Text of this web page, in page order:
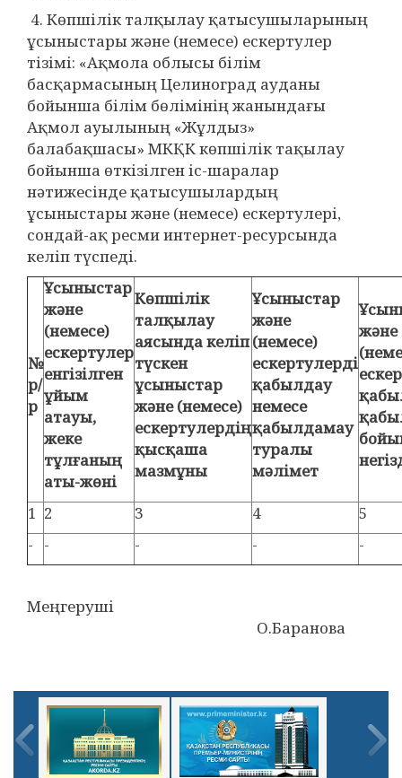
4. Көпшілік талқылау қатысушыларының
ұсыныстары және (немесе) ескертулер
тізімі: «Ақмола облысы білім
басқармасының Целиноград ауданы
бойынша білім бөлімінің жанындағы
Ақмол ауылының «Жұлдыз»
балабақшасы» МКҚК көпшілік тақылау
бойынша өткізілген іс-шаралар
нәтижесінде қатысушылардың
ұсыныстары және (немесе) ескертулері,
сондай-ақ ресми интернет-ресурсында
келіп түспеді.
№
р/
р
Ұсыныстар
және
(немесе)
ескертулер
енгізілген
ұйым
атауы,
жеке
тұлғаның
аты-жөні
Көпшілік
талқылау
аясында келіп
түскен
ұсыныстар
және (немесе)
ескертулердің
қысқаша
мазмұны
Ұсыныстар
және
(немесе)
ескертулерді
қабылдау
немесе
қабылдамау
туралы
мәлімет
және
1 2 3 4
5
-
- - - -
Меңгеруші
О.Баранова